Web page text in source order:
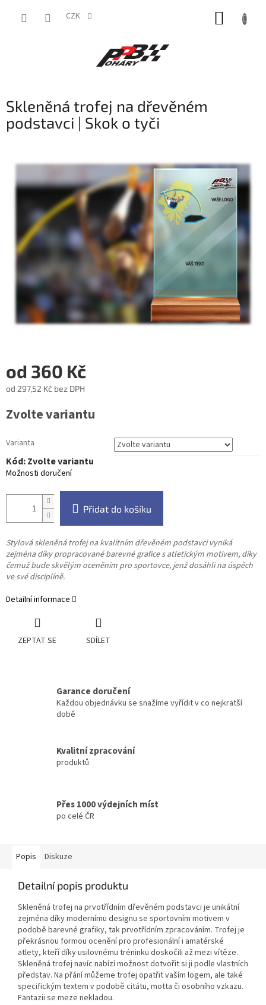
CZK
Skleněná trofej na dřevěném
podstavci | Skok o tyči
od 360 Kč
od 297,52 Kč bez DPH
cena:
Zvolte variantu
Varianta
Kód:Zvolte variantu
Možnosti doručení
Přidat do košíku
Stylová skleněná trofej na kvalitním dřevěném podstavci vyniká
zejména díky propracované barevné grafice s atletickým motivem, díky
čemuž bude skvělým oceněním pro sportovce, jenž dosáhli na úspěch
ve své disciplíně.
Detailní informace
ZEPTAT SE SDÍLET
Garance doručení
Každou objednávku se snažíme vyřídit v co nejkratší
době
Kvalitní zpracování
produktů
Přes 1000 výdejních míst
po celé ČR
Popis Diskuze
Detailní popis produktu
Skleněná trofej na prvotřídním dřevěném podstavci je unikátní
zejména díky modernímu designu se sportovním motivem v
podobě barevné grafiky, tak prvotřídním zpracováním. Trofej je
překrásnou formou ocenění pro profesionální i amatérské
atlety, kteří díky usilovnému tréninku doskočili až mezi vítěze.
Skleněná trofej navíc nabízí možnost dotvořit si ji podle vlastních
představ. Na přání můžeme trofej opatřit vaším logem, ale také
specifickým textem v podobě citátu, motta či osobního vzkazu.
Fantazii se meze nekladou.